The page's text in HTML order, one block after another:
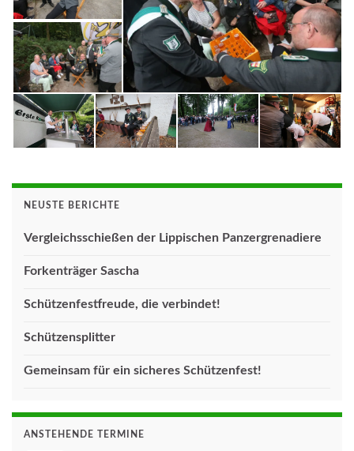
NEUSTE BERICHTE
Vergleichsschießen der Lippischen Panzergrenadiere
Forkenträger Sascha
Schützenfestfreude, die verbindet!
Schützensplitter
Gemeinsam für ein sicheres Schützenfest!
ANSTEHENDE TERMINE